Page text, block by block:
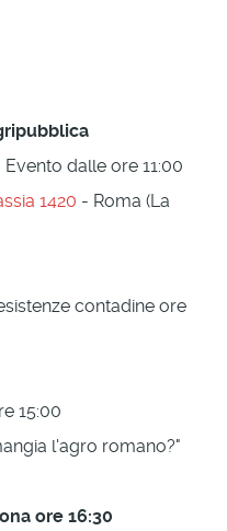
dalle ore 11:00
1420 - Roma (La
contadine ore
15:00
l'agro romano?"
ore 16:30